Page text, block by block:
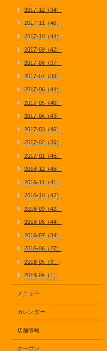
2017-12（34）
2017-11（40）
2017-10（44）
2017-09（42）
2017-08（37）
2017-07（38）
2017-06（44）
2017-05（40）
2017-04（43）
2017-03（46）
2017-02（36）
2017-01（45）
2016-12（45）
2016-11（41）
2016-10（42）
2016-09（42）
2016-08（44）
2016-07（34）
2016-06（27）
2016-05（3）
2016-04（1）
メニュー
カレンダー
店舗情報
クーポン